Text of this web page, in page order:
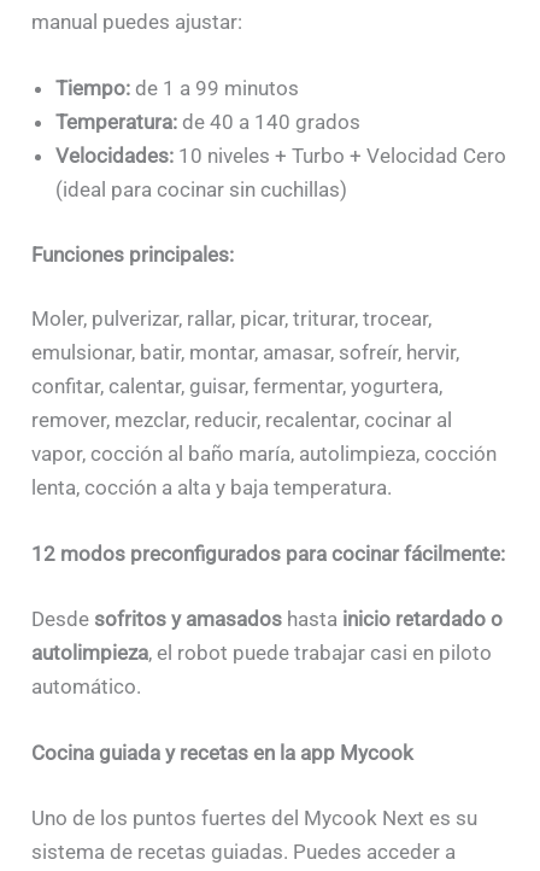
manual puedes ajustar:
Tiempo: de 1 a 99 minutos
Temperatura: de 40 a 140 grados
Velocidades: 10 niveles + Turbo + Velocidad Cero
(ideal para cocinar sin cuchillas)
Funciones principales:
Moler, pulverizar, rallar, picar, triturar, trocear,
emulsionar, batir, montar, amasar, sofreír, hervir,
confitar, calentar, guisar, fermentar, yogurtera,
remover, mezclar, reducir, recalentar, cocinar al
vapor, cocción al baño maría, autolimpieza, cocción
lenta, cocción a alta y baja temperatura.
12 modos preconfigurados para cocinar fácilmente:
Desde sofritos y amasados hasta inicio retardado o
autolimpieza, el robot puede trabajar casi en piloto
automático.
Cocina guiada y recetas en la app Mycook
Uno de los puntos fuertes del Mycook Next es su
sistema de recetas guiadas. Puedes acceder a